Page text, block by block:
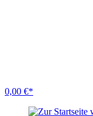
0,00 €*